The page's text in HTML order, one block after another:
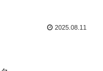
2025.08.11